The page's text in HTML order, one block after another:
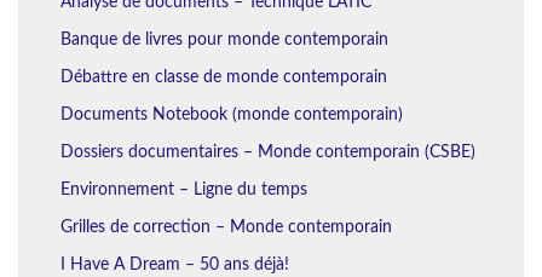
Banque de livres pour monde contemporain
Débattre en classe de monde contemporain
Documents Notebook (monde contemporain)
Dossiers documentaires – Monde contemporain (CSBE)
Environnement – Ligne du temps
Grilles de correction – Monde contemporain
I Have A Dream – 50 ans déjà!